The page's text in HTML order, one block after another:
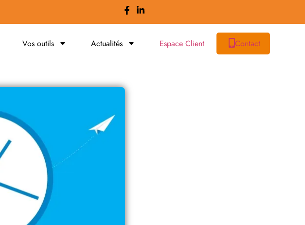
Vos outils Actualités Espace Client Contact